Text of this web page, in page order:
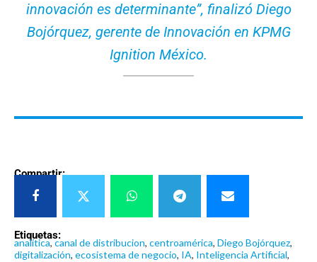
innovación es determinante”, finalizó Diego
Bojórquez, gerente de Innovación en KPMG
Ignition México.
Compartir:
Etiquetas:
analítica,canal de distribucion, centroamérica, Diego Bojórquez,
digitalización, ecosistema de negocio, IA, Inteligencia Artificial,